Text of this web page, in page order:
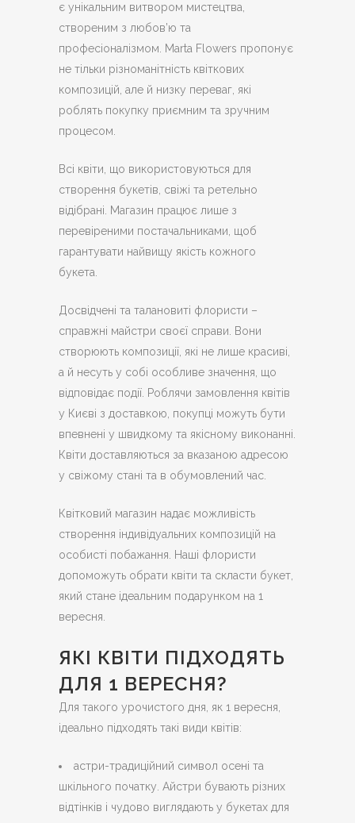
є унікальним витвором мистецтва,
створеним з любов’ю та
професіоналізмом. Marta Flowers пропонує
не тільки різноманітність квіткових
композицій, але й низку переваг, які
роблять покупку приємним та зручним
процесом.
Всі квіти, що використовуються для
створення букетів, свіжі та ретельно
відібрані. Магазин працює лише з
перевіреними постачальниками, щоб
гарантувати найвищу якість кожного
букета.
Досвідчені та талановиті флористи –
справжні майстри своєї справи. Вони
створюють композиції, які не лише красиві,
а й несуть у собі особливе значення, що
відповідає події. Роблячи замовлення квітів
у Києві з доставкою, покупці можуть бути
впевнені у швидкому та якісному виконанні.
Квіти доставляються за вказаною адресою
у свіжому стані та в обумовлений час.
Квітковий магазин надає можливість
створення індивідуальних композицій на
особисті побажання. Наші флористи
допоможуть обрати квіти та скласти букет,
який стане ідеальним подарунком на 1
вересня.
ЯКІ КВІТИ ПІДХОДЯТЬ
ДЛЯ 1 ВЕРЕСНЯ?
Для такого урочистого дня, як 1 вересня,
ідеально підходять такі види квітів:
астри-традиційний символ осені та
шкільного початку. Айстри бувають різних
відтінків і чудово виглядають у букетах для